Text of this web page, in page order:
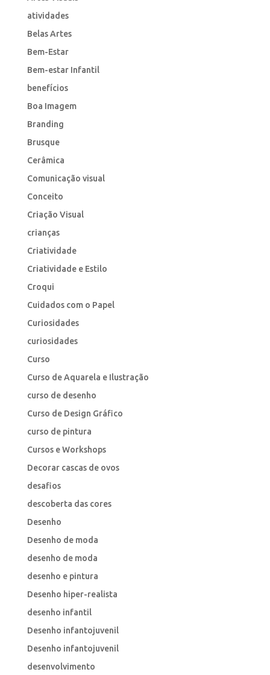
atividades
Belas Artes
Bem-Estar
Bem-estar Infantil
benefícios
Boa Imagem
Branding
Brusque
Cerâmica
Comunicação visual
Conceito
Criação Visual
crianças
Criatividade
Criatividade e Estilo
Croqui
Cuidados com o Papel
Curiosidades
curiosidades
Curso
Curso de Aquarela e Ilustração
curso de desenho
Curso de Design Gráfico
curso de pintura
Cursos e Workshops
Decorar cascas de ovos
desafios
descoberta das cores
Desenho
Desenho de moda
desenho de moda
desenho e pintura
Desenho hiper-realista
desenho infantil
Desenho infantojuvenil
Desenho infantojuvenil
desenvolvimento